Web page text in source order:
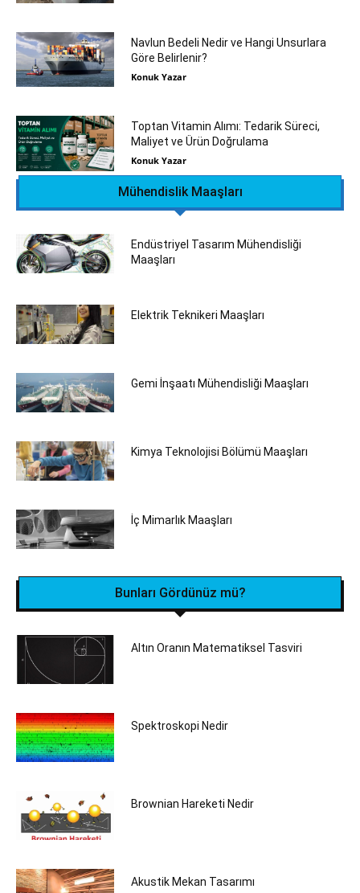
Navlun Bedeli Nedir ve Hangi Unsurlara
Göre Belirlenir?
Konuk Yazar
Toptan Vitamin Alımı: Tedarik Süreci,
Maliyet ve Ürün Doğrulama
Konuk Yazar
Mühendislik Maaşları
Endüstriyel Tasarım Mühendisliği
Maaşları
Elektrik Teknikeri Maaşları
Gemi İnşaatı Mühendisliği Maaşları
Kimya Teknolojisi Bölümü Maaşları
İç Mimarlık Maaşları
Bunları Gördünüz mü?
Altın Oranın Matematiksel Tasviri
Spektroskopi Nedir
Brownian Hareketi Nedir
Akustik Mekan Tasarımı